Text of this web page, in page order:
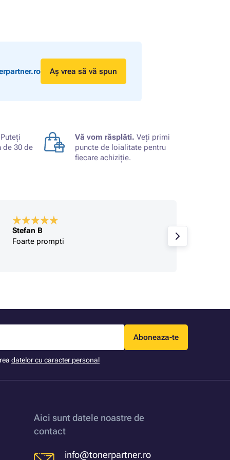
Aș vrea să vă spun
Puteți
de 30 de
Vă vom răsplăti. Veți primi
puncte de loialitate pentru
fiecare achiziție.
Stefan B
Foarte prompti
Aboneaza-te
datelor cu caracter personal
Aici sunt datele noastre de
contact
info@tonerpartner.ro